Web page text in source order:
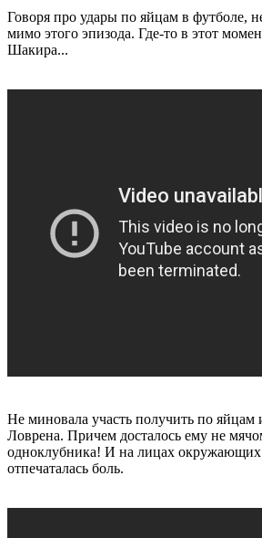
Говоря про удары по яйцам в футболе,
мимо этого эпизода. Где-то в этот
Шакира...
Не миновала участь получить по яйцам
Ловрена. Причем досталось ему не
одноклубника! И на лицах окружающих
отпечаталась боль.